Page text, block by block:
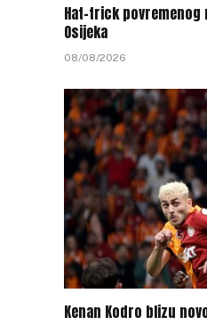
Hat-trick povremenog
Osijeka
08/08/2026
Kenan Kodro blizu